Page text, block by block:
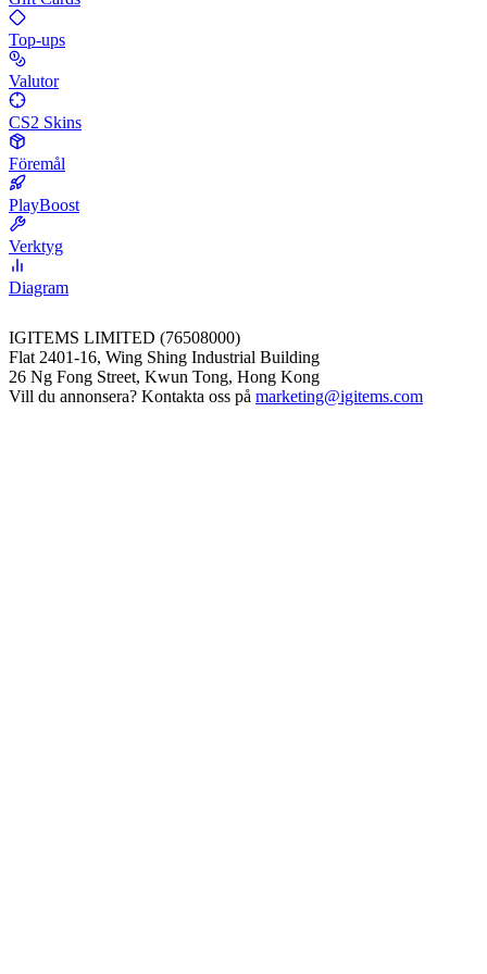
Top-ups
Valutor
CS2 Skins
Föremål
PlayBoost
Verktyg
Diagram
IGITEMS LIMITED (76508000)
Flat 2401-16, Wing Shing Industrial Building
26 Ng Fong Street, Kwun Tong, Hong Kong
Vill du annonsera? Kontakta oss på marketing@igitems.com